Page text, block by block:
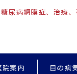
尿病網膜症、治療、
院案内 目の病